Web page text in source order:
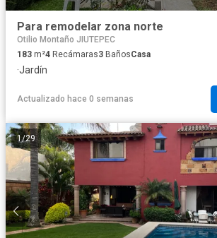
Para remodelar zona norte
Otilio Montaño JIUTEPEC
183 m²4 Recámaras3 BañosCasa
·Jardín
Actualizado hace 0 semanas
1/29